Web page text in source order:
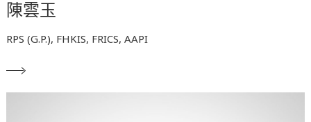
陳雲玉
RPS (G.P.), FHKIS, FRICS, AAPI